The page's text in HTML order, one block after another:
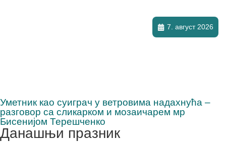
Уметник као суиграч у ветровима надахнућа –
разговор са сликарком и мозаичарем мр
Бисенијом Терешченко
7. август 2026
Данашњи празник